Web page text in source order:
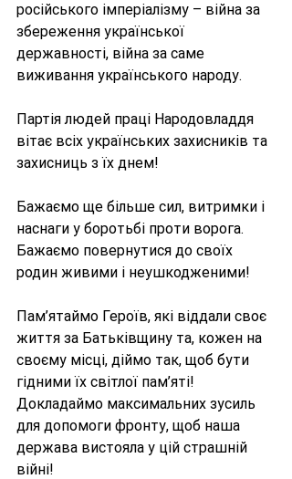
російського імперіалізму – війна за
збереження української
державності, війна за саме
виживання українського народу.
Партія людей праці Народовладдя
вітає всіх українських захисників та
захисниць з їх днем!
Бажаємо ще більше сил, витримки і
наснаги у боротьбі проти ворога.
Бажаємо повернутися до своїх
родин живими і неушкодженими!
Пам’ятаймо Героїв, які віддали своє
життя за Батьківщину та, кожен на
своєму місці, діймо так, щоб бути
гідними їх світлої пам’яті!
Докладаймо максимальних зусиль
для допомоги фронту, щоб наша
держава вистояла у цій страшній
війні!